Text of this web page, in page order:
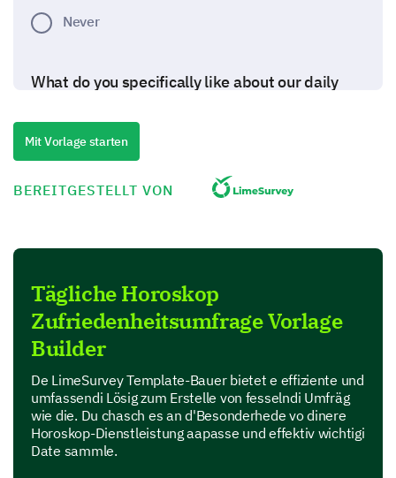
Never
What do you specifically like about our daily
What features do you use frequently in our daily
Horoscope Compatibility
Personalized Predictions
General astrology information
Your Satisfaction with Our Daily
Mit Vorlage starten
BEREITGESTELLT VON
Tägliche Horoskop
Zufriedenheitsumfrage Vorlage
Builder
De LimeSurvey Template-Bauer bietet e effiziente und
umfassendi Lösig zum Erstelle von fesselndi Umfräg
wie die. Du chasch es an d'Besonderhede vo dinere
Horoskop-Dienstleistung aapasse und effektiv wichtigi
Date sammle.